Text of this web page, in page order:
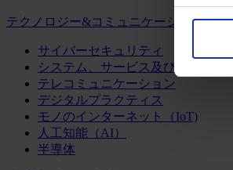
テクノロジー&コミュニケーション
サイバーセキュリティ
システム、サービス及びソフトウ
テレコミュニケーション
デジタルプラクティス
モノのインターネット（IoT)
人工知能（AI）
半導体